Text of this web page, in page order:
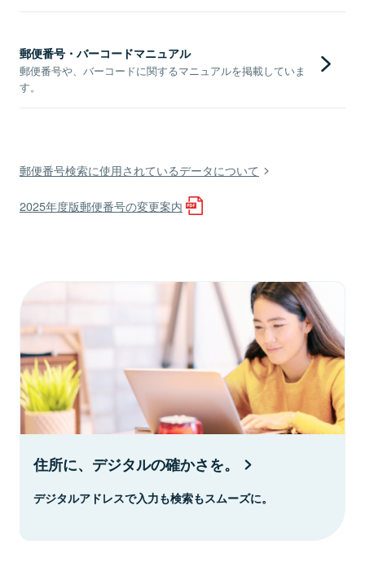
郵便番号・バーコードマニュアル
郵便番号や、バーコードに関するマニュアルを掲載していま
す。
郵便番号検索に使用されているデータについて
2025年度版郵便番号の変更案内
住所に、デジタルの確かさを。
デジタルアドレスで入力も検索もスムーズに。